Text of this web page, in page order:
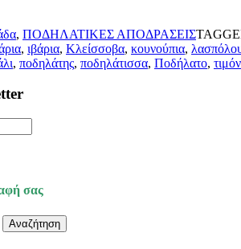
, ΠΟΔΗΛΑΤΙΚΕΣ ΑΠΟΔΡΑΣΕΙΣ
, ιβάρια, Κλείσσοβα, κουνούπια,
, ποδηλάτης, ποδηλάτισσα, Ποδήλατο,
σας